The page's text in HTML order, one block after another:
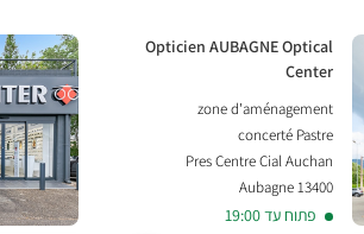
SAKAKINI
Optical
Center
חנות:
Opticien AUBAGNE Optical
Center
zone d'aménagement
concerté Pastre
Pres Centre Cial Auchan
13400 Aubagne
פתוח עד 19:00
לחץ
ENTER
למידע
נוסף